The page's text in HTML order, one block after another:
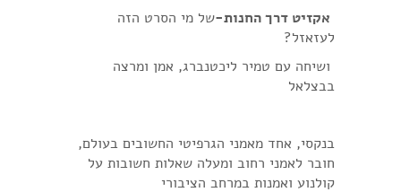
אקזיט דרך החנות-של מי הסרט הזה
לעזאזל?
ושיחה עם טמיר ליכטנברג, אמן ומרצה
בבצלאל
בנקסי, אחד מאמני הגרפיטי החשובים בעולם,
חובר לאמני רחוב ומעלה שאלות חשובות על
קולנוע ואמנות במרחב הציבורי